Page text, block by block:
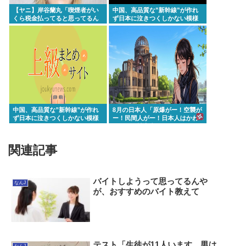
【ヤニ】岸谷蘭丸「喫煙者がい
くら税金払ってると思ってるん
だ、たばこは合法だぞ！」
中国、高品質な”新幹線”が作れ
ず日本に泣きつくしかない模様
www
中国、高品質な”新幹線”が作れ
ず日本に泣きつくしかない模様
8月の日本人「原爆がー！空襲が
ー！民間人がー！日本人はかわ
関連記事
なんJ
バイトしようって思ってるんや
が、おすすめのバイト教えて